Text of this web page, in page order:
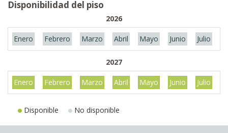
Disponibilidad del piso
2026
Enero Febrero Marzo Abril Mayo Junio Julio
2027
Enero Febrero Marzo Abril Mayo Junio Julio
Disponible No disponible